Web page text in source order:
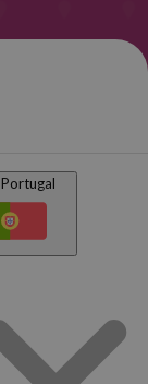
Portugal